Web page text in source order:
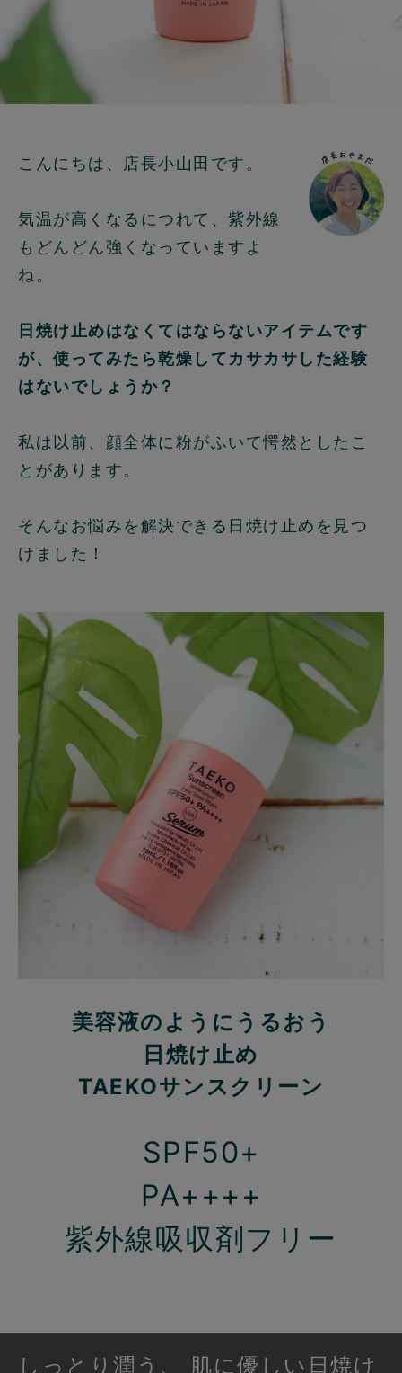
こんにちは、店長小山田です。
気温が高くなるにつれて、紫外線
もどんどん強くなっていますよ
ね。
日焼け止めはなくてはならないアイテムです
が、使ってみたら乾燥してカサカサした経験
はないでしょうか？
私は以前、顔全体に粉がふいて愕然としたこ
とがあります。
そんなお悩みを解決できる日焼け止めを見つ
けました！
美容液のようにうるおう
日焼け止め
TAEKOサンスクリーン
SPF50+
PA++++
紫外線吸収剤フリー
しっとり潤う、 肌に優しい日焼け